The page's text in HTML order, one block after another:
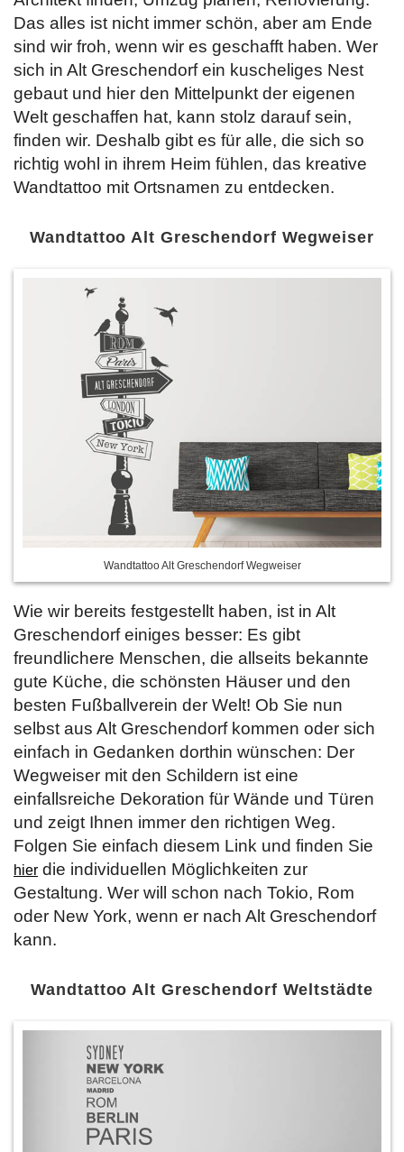
Das alles ist nicht immer schön, aber am Ende
sind wir froh, wenn wir es geschafft haben. Wer
sich in Alt Greschendorf ein kuscheliges Nest
gebaut und hier den Mittelpunkt der eigenen
Welt geschaffen hat, kann stolz darauf sein,
finden wir. Deshalb gibt es für alle, die sich so
richtig wohl in ihrem Heim fühlen, das kreative
Wandtattoo mit Ortsnamen zu entdecken.
Wandtattoo Alt Greschendorf Wegweiser
Wandtattoo Alt Greschendorf Wegweiser
Wie wir bereits festgestellt haben, ist in Alt
Greschendorf einiges besser: Es gibt
freundlichere Menschen, die allseits bekannte
gute Küche, die schönsten Häuser und den
besten Fußballverein der Welt! Ob Sie nun
selbst aus Alt Greschendorf kommen oder sich
einfach in Gedanken dorthin wünschen: Der
Wegweiser mit den Schildern ist eine
einfallsreiche Dekoration für Wände und Türen
und zeigt Ihnen immer den richtigen Weg.
Folgen Sie einfach diesem Link und finden Sie
hier die individuellen Möglichkeiten zur
Gestaltung. Wer will schon nach Tokio, Rom
oder New York, wenn er nach Alt Greschendorf
kann.
Wandtattoo Alt Greschendorf Weltstädte